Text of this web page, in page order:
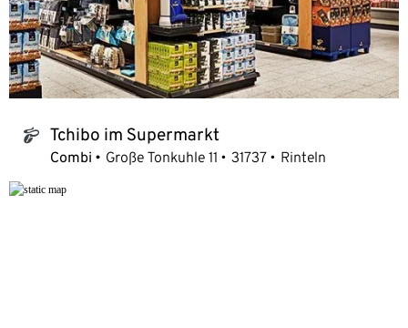
tchibo_logo Tchibo im Supermarkt
Combi Große Tonkuhle 11 31737 Rinteln